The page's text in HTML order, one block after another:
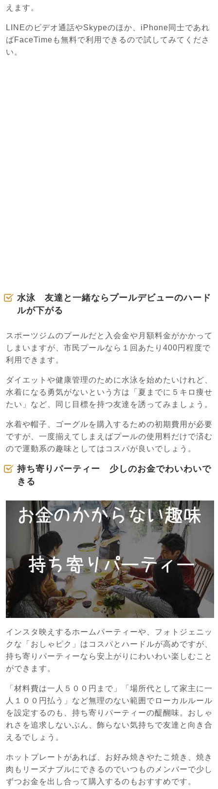
えます。
LINEのビデオ通話やSkypeのほか、iPhone同士であれ
ばFaceTimeも無料で利用できるので試してみてくださ
い。
水泳 友達と一緒ならプールデビューのハード
ルが下がる
スポーツジムのプールだと入会金や月額料金がかかって
しまいますが、市民プールなら１回あたり400円程度で
利用できます。
ダイエットや健康管理のために水泳を始めたいけれど、
水着になる勇気がないという方は「夏までに５キロ痩せ
たい」など、同じ目標を持つ友達を誘ってみましょう。
水着や帽子、ゴーグルを購入するための初期費用が必要
ですが、一度揃えてしまえばプールの使用料だけで済む
ので運動系の趣味としてはコスパが良いでしょう。
持ち寄りパーティー 少しのお金でわいわいで
きる
インスタ映えするホームパーティーや、フォトジェニッ
クな「おしゃピク」はコスパとハードルが高めですが、
持ち寄りパーティーなら安上がりにわいわい楽しむこと
ができます。
「材料費は一人５００円まで」「場所代として家主に一
人１００円払う」など無理のない範囲でローカルルール
を設定するのも、持ち寄りパーティーの醍醐味。おしゃ
れさを追求しないぶん、飾らない気持ちで友達と向き合
えるでしょう。
ホットプレートがあれば、お好み焼きやたこ焼き、焼き
肉もリーズナブルにできるのでいつものメンバーで少し
ずつお金を出し合って購入するのもおすすめです。